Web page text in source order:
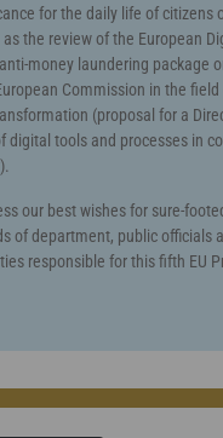
for the daily life of citizens
the review of the European
money laundering package
Commission in the
(proposal for a
digital tools and processes in
our best wishes for sure-
of department, public officials
responsible for this fifth EU